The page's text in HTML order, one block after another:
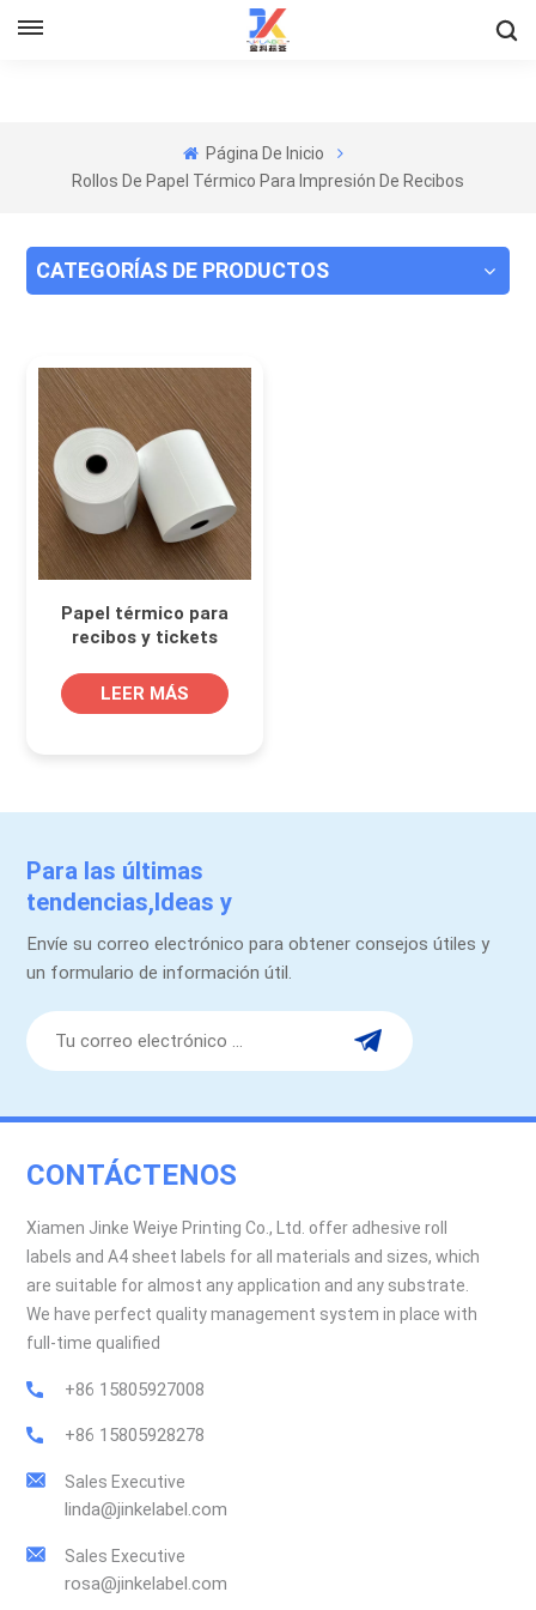
Página De Inicio
Rollos De Papel Térmico Para Impresión De Recibos
CATEGORÍAS DE PRODUCTOS
Papel térmico para
recibos y tickets
LEER MÁS
Para las últimas
tendencias,Ideas y
promociones.
Envíe su correo electrónico para obtener consejos útiles y
un formulario de información útil.
CONTÁCTENOS
Xiamen Jinke Weiye Printing Co., Ltd. offer adhesive roll
labels and A4 sheet labels for all materials and sizes, which
are suitable for almost any application and any substrate.
We have perfect quality management system in place with
full-time qualified
+86 15805927008
+86 15805928278
Sales Executive
linda@jinkelabel.com
Sales Executive
rosa@jinkelabel.com